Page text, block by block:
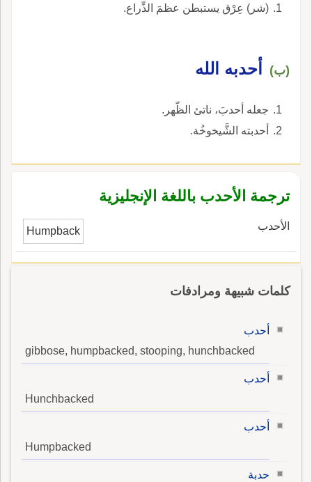
(شر) عِرْق يستبطن عظمَ الذِّراع.
(ب) أحدبه الله
جعله أحدبَ، ناتئ الظّهر.
أحدبته الشَّيخوخُة.
ترجمة الأحدب باللغة الإنجليزية
الأحدب Humpback
كلمات شبيهة ومرادفات
أحدب
gibbose, humpbacked, stooping, hunchbacked
أحدب
Hunchbacked
أحدب
Humpbacked
حدبة